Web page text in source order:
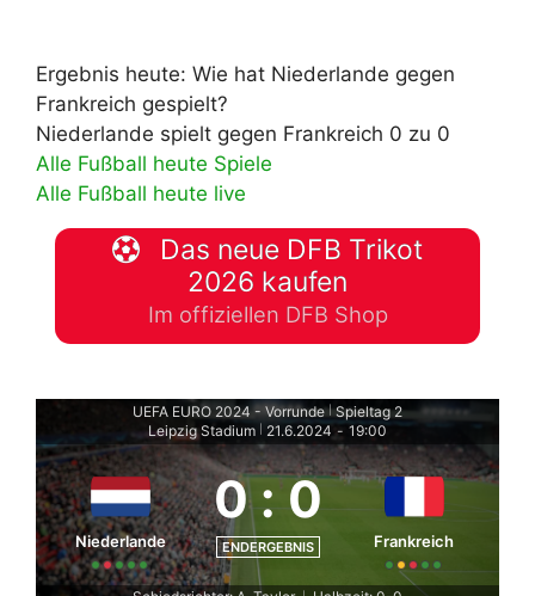
Ergebnis heute: Wie hat Niederlande gegen
Frankreich gespielt?
Niederlande spielt gegen Frankreich 0 zu 0
Alle Fußball heute Spiele
Alle Fußball heute live
Das neue DFB Trikot
2026 kaufen
Im offiziellen DFB Shop
UEFA EURO 2024 - Vorrunde | Spieltag 2
Leipzig Stadium
21.6.2024 - 19:00
Niederlande
0: 0
ENDERGEBNIS Frankreich